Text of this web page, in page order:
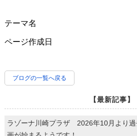
テーマ名
ページ作成日
ブログの一覧へ戻る
【最新記事】
ラゾーナ川崎プラザ 2026年10月より